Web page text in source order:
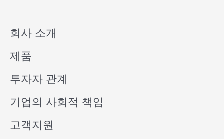
회사 소개
제품
투자자 관계
기업의 사회적 책임
고객지원